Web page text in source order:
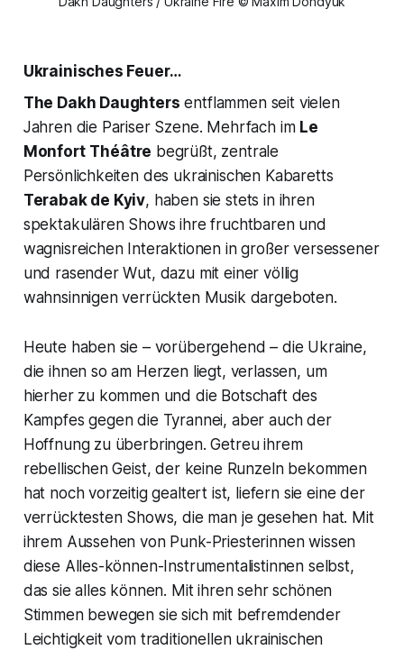
Ukrainisches Feuer…
The Dakh Daughters entflammen seit vielen
Jahren die Pariser Szene. Mehrfach im Le
Monfort Théâtre begrüßt, zentrale
Persönlichkeiten des ukrainischen Kabaretts
Terabak de Kyiv, haben sie stets in ihren
spektakulären Shows ihre fruchtbaren und
wagnisreichen Interaktionen in großer versessener
und rasender Wut, dazu mit einer völlig
wahnsinnigen verrückten Musik dargeboten.
Heute haben sie – vorübergehend – die Ukraine,
die ihnen so am Herzen liegt, verlassen, um
hierher zu kommen und die Botschaft des
Kampfes gegen die Tyrannei, aber auch der
Hoffnung zu überbringen. Getreu ihrem
rebellischen Geist, der keine Runzeln bekommen
hat noch vorzeitig gealtert ist, liefern sie eine der
verrücktesten Shows, die man je gesehen hat. Mit
ihrem Aussehen von Punk-Priesterinnen wissen
diese Alles-können-Instrumentalistinnen selbst,
das sie alles können. Mit ihren sehr schönen
Stimmen bewegen sie sich mit befremdender
Leichtigkeit vom traditionellen ukrainischen